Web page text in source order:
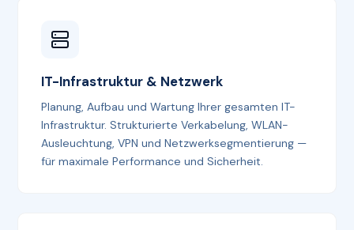
IT-Infrastruktur & Netzwerk
Planung, Aufbau und Wartung Ihrer gesamten IT-
Infrastruktur. Strukturierte Verkabelung, WLAN-
Ausleuchtung, VPN und Netzwerksegmentierung —
für maximale Performance und Sicherheit.